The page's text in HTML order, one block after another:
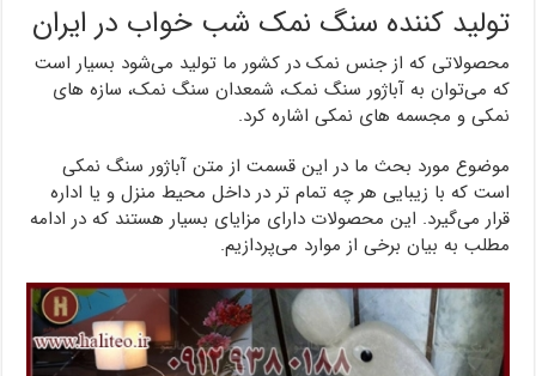
تولید کننده سنگ نمک شب خواب در ایران
محصولاتی که از جنس نمک در کشور ما تولید می‌شود بسیار است
که می‌توان به آباژور سنگ نمک، شمعدان سنگ نمک، سازه های
نمکی و مجسمه های نمکی اشاره کرد.
موضوع مورد بحث ما در این قسمت از متن آباژور سنگ نمکی
است که با زیبایی هر چه تمام تر در داخل محیط منزل و یا اداره
قرار می‌گیرد. این محصولات دارای مزایای بسیار هستند که در ادامه
مطلب به بیان برخی از موارد می‌پردازیم.